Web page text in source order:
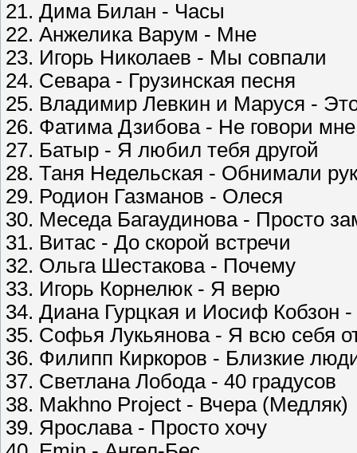
21. Дима Билан - Часы
22. Анжелика Варум - Мне
23. Игорь Николаев - Мы совпали
24. Севара - Грузинская песня
25. Владимир Левкин и Маруся -
26. Фатима Дзибова - Не говори мне
27. Батыр - Я любил тебя другой
28. Таня Недельская - Обнимали
29. Родион Газманов - Олеся
30. Меседа Багаудинова - Просто
31. Витас - До скорой встречи
32. Ольга Шестакова - Почему
33. Игорь Корнелюк - Я верю
34. Диана Гурцкая и Иосиф Кобзон
35. Софья Лукьянова - Я всю себя
36. Филипп Киркоров - Близкие
37. Светлана Лобода - 40 градусов
38. Makhno Project - Вчера (Медляк)
39. Ярослава - Просто хочу